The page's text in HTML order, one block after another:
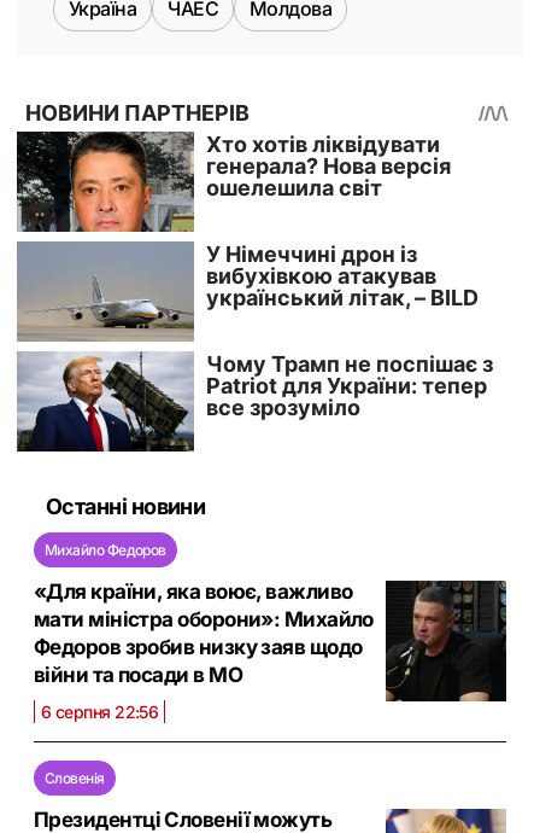
Україна ЧАЕС Молдова
Останні новини
Михайло Федоров
«Для країни, яка воює, важливо
мати міністра оборони»: Михайло
Федоров зробив низку заяв щодо
війни та посади в МО
6 серпня 22:56
Словенія
Президентці Словенії можуть